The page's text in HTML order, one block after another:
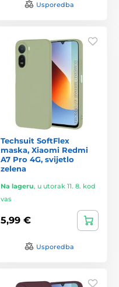
Usporedba
Techsuit SoftFlex
maska, Xiaomi Redmi
A7 Pro 4G, svijetlo
zelena
Na lageru, u utorak 11. 8. kod
vas
5,99 €
Usporedba